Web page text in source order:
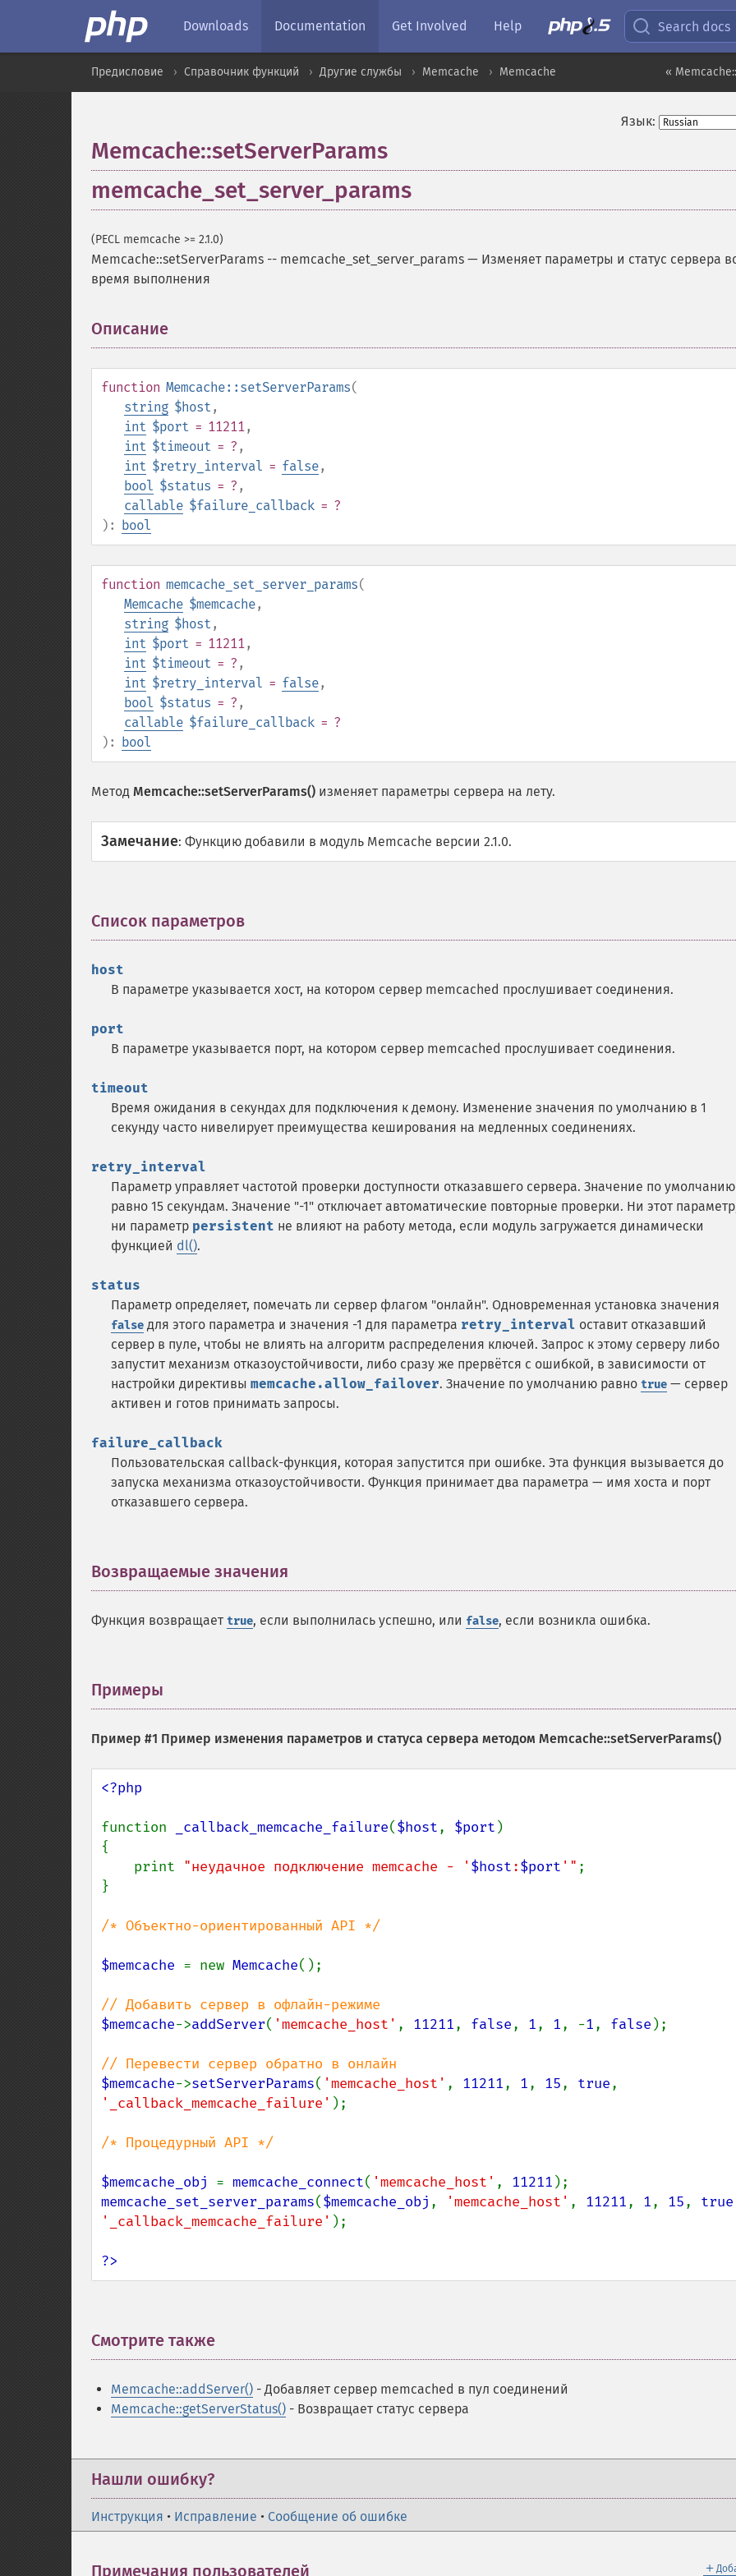
Downloads Documentation Get Involved Help Search docs
«
Предисловие Справочник функций Другие службы Memcache Memcache
Язык:
Memcache::setServerParams
memcache_set_server_params
(PECL memcache >= 2.1.0)
Memcache::setServerParams -- memcache_set_server_params — Изменяет параметры и статус сервера
время выполнения
Описание
function Memcache::setServerParams(
string $host ,
int $port = 11211,
int $timeout = ? ,
int $retry_interval = false,
bool $status = ? ,
callable $failure_callback = ?
): bool
function memcache_set_server_params(
Memcache $memcache,
string $host ,
int $port = 11211,
int $timeout = ? ,
int $retry_interval = false,
bool $status = ? ,
callable $failure_callback = ?
): bool
Метод Memcache::setServerParams() изменяет параметры сервера на лету.
Замечание: Функцию добавили в модуль Memcache версии 2.1.0.
Список параметров
host
В параметре указывается хост, на котором сервер memcached прослушивает соединения.
port
В параметре указывается порт, на котором сервер memcached прослушивает соединения.
timeout
Время ожидания в секундах для подключения к демону. Изменение значения по умолчанию в 1
секунду часто нивелирует преимущества кеширования на медленных соединениях.
retry_interval
Параметр управляет частотой проверки доступности отказавшего сервера. Значение по умолчанию
равно 15 секундам. Значение "-1" отключает автоматические повторные проверки. Ни этот
ни параметр persistent не влияют на работу метода, если модуль загружается динамически
функцией dl().
status
Параметр определяет, помечать ли сервер флагом "онлайн". Одновременная установка значения
false для этого параметра и значения -1 для параметра retry_interval оставит отказавший
сервер в пуле, чтобы не влиять на алгоритм распределения ключей. Запрос к этому серверу либо
запустит механизм отказоустойчивости, либо сразу же прервётся с ошибкой, в зависимости от
настройки директивы memcache.allow_failover. Значение по умолчанию равно true — сервер
активен и готов принимать запросы.
failure_callback
Пользовательская callback-функция, которая запустится при ошибке. Эта функция вызывается до
запуска механизма отказоустойчивости. Функция принимает два параметра — имя хоста и порт
отказавшего сервера.
Возвращаемые значения
Функция возвращает true, если выполнилась успешно, или false, если возникла ошибка.
Примеры
Пример #1 Пример изменения параметров и статуса сервера методом Memcache::setServerParams()
<?php
function _callback_memcache_failure($host, $port )
{
    print
"неудачное подключение memcache - ' $host:$port '" ;
}
/* Объектно-ориентированный API */
$memcache = new Memcache();
$memcache->addServer( 'memcache_host' , 11211, false, 1, 1, -1, false );
$memcache->setServerParams( 'memcache_host' , 11211, 1, 15, true
'_callback_memcache_failure' );
/* Процедурный API */
$memcache_obj = memcache_connect( 'memcache_host' , 11211
memcache_set_server_params($memcache_obj , 'memcache_host' , 11211, 1, 15, true
'_callback_memcache_failure' );
?>
Смотрите также
Memcache::addServer() - Добавляет сервер memcached в пул соединений
Memcache::getServerStatus() - Возвращает статус сервера
Нашли ошибку?
Инструкция • Исправление • Сообщение об ошибке
＋
Примечания пользователей